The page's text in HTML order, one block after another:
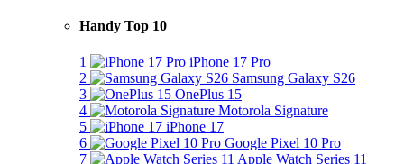
Handy Top 10
1
iPhone 17 Pro
2
Samsung Galaxy S26
3
OnePlus 15
4
Motorola Signature
5
iPhone 17
6
Google Pixel 10 Pro
7
Apple Watch Series 11